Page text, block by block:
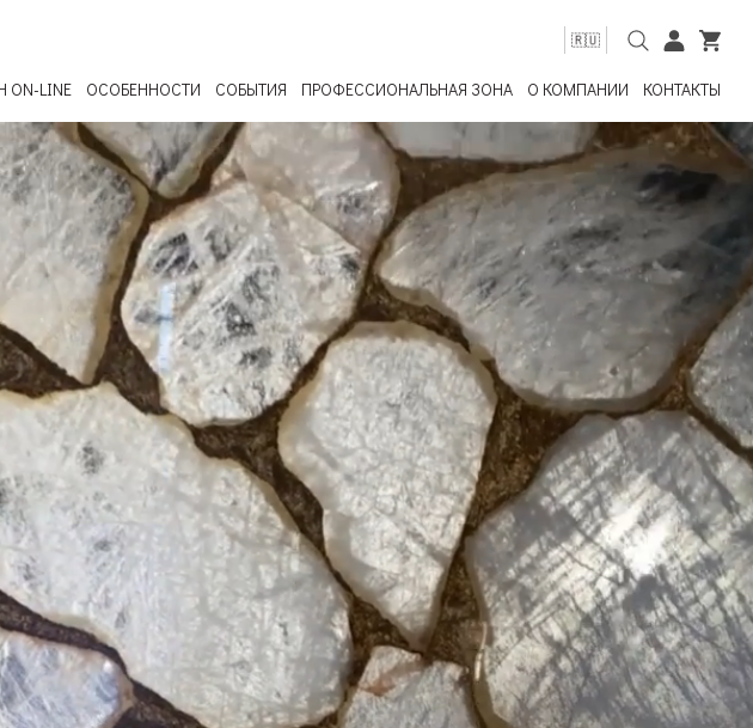
🇷🇺
ON-LINE ОСОБЕННОСТИ СОБЫТИЯ ПРОФЕССИОНАЛЬНАЯ ЗОНА О КОМПАНИИ КОНТАКТЫ